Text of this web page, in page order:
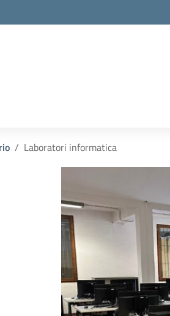
Laboratori informatica